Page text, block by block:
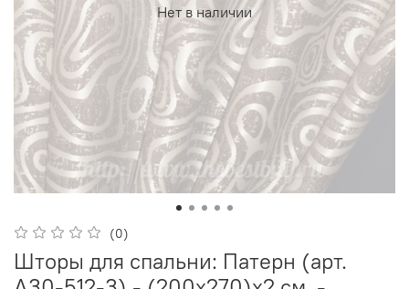
Нет в наличии
(0)
Шторы для спальни: Патерн (арт.